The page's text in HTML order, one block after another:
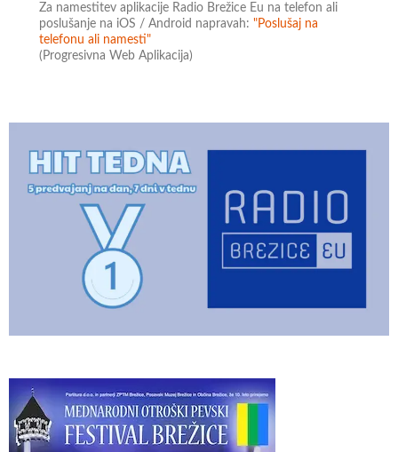
Za namestitev aplikacije Radio Brežice Eu na telefon ali
poslušanje na iOS / Android napravah:"Poslušaj na
telefonu ali namesti"
(Progresivna Web Aplikacija)